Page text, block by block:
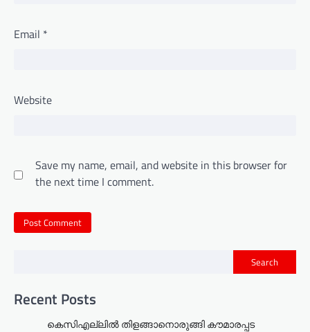
Email *
Website
Save my name, email, and website in this browser for
the next time I comment.
Search
Recent Posts
കെസിഎല്ലിൽ തിളങ്ങാനൊരുങ്ങി കൗമാരപ്പട